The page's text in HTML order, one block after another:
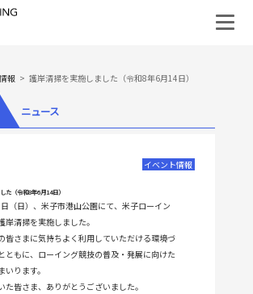
報 護岸清掃を実施しました（令和8年6月14日）
ニュース
イベント情報
た（令和8年6月14日）
（日）、米子市港山公園にて、米子ローイン
岸清掃を実施しました。
皆さまに気持ちよく利用していただける環境づ
ともに、ローイング競技の普及・発展に向けた
ります。
た皆さま、ありがとうございました。